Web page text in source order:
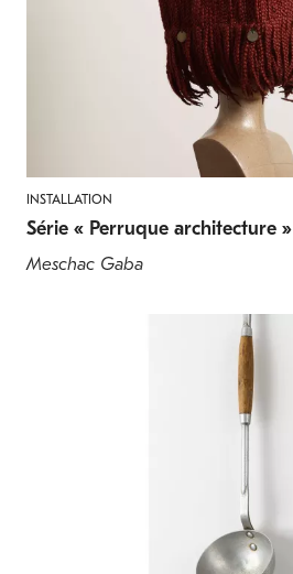
INSTALLATION
Série « Perruque architecture »
Meschac Gaba